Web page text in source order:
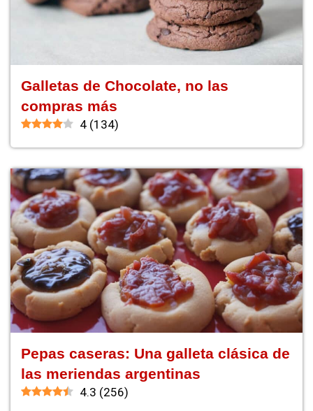
Galletas de Chocolate, no las
compras más
4 (134)
Pepas caseras: Una galleta clásica de
las meriendas argentinas
4.3 (256)